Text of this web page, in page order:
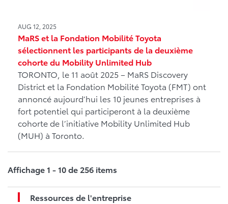
AUG 12, 2025
MaRS et la Fondation Mobilité Toyota
sélectionnent les participants de la deuxième
cohorte du Mobility Unlimited Hub
TORONTO, le 11 août 2025 – MaRS Discovery
District et la Fondation Mobilité Toyota (FMT) ont
annoncé aujourd’hui les 10 jeunes entreprises à
fort potentiel qui participeront à la deuxième
cohorte de l’initiative Mobility Unlimited Hub
(MUH) à Toronto.
Affichage 1 - 10 de 256 items
Ressources de l'entreprise